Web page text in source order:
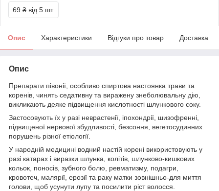
69 ₴ від 5 шт.
Опис Характеристики Відгуки про товар Доставка
Опис
Препарати півонії, особливо спиртова настоянка трави та
коренів, чинять седативну та виражену знеболювальну дію,
викликають деяке підвищення кислотності шлункового соку.
Застосовують їх у разі неврастенії, іпохондрії, шизофренні,
підвищеної нервової збудливості, безсоння, вегетосудинних
порушень різної етіології.
У народній медицині водний настій корені використовують у
разі катарах і виразки шлунка, колітів, шлунково-кишкових
кольок, поносів, зубного болю, ревматизму, подагри,
кровотеч, малярії, ерозії та раку матки зовнішньо-для миття
голови, щоб усунути лупу та посилити ріст волосся.